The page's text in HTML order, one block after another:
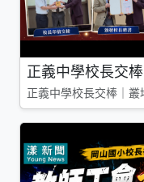
正義中學校長交
正義中學校長交棒｜